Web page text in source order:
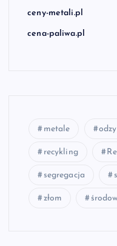
ceny-metali.pl
cena-paliwa.pl
metale
recykling
segregacja
złom